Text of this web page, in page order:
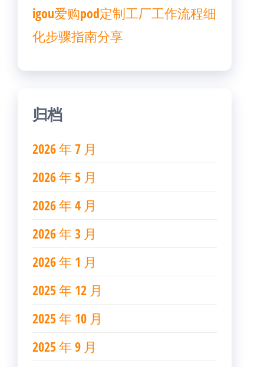
igou爱购pod定制工厂工作流程细
化步骤指南分享
归档
2026 年 7 月
2026 年 5 月
2026 年 4 月
2026 年 3 月
2026 年 1 月
2025 年 12 月
2025 年 10 月
2025 年 9 月